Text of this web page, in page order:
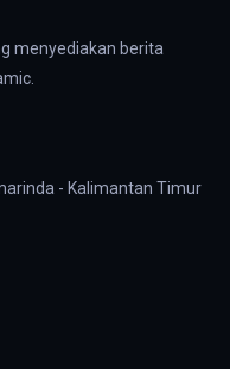
menyediakan berita
- Kalimantan Timur